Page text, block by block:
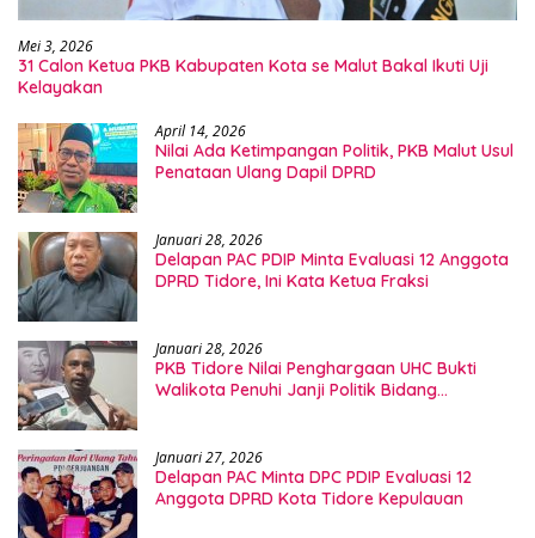
Mei 3, 2026
31 Calon Ketua PKB Kabupaten Kota se Malut Bakal Ikuti Uji
Kelayakan
April 14, 2026
Nilai Ada Ketimpangan Politik, PKB Malut Usul
Penataan Ulang Dapil DPRD
Januari 28, 2026
Delapan PAC PDIP Minta Evaluasi 12 Anggota
DPRD Tidore, Ini Kata Ketua Fraksi
Januari 28, 2026
PKB Tidore Nilai Penghargaan UHC Bukti
Walikota Penuhi Janji Politik Bidang
Januari 27, 2026
Delapan PAC Minta DPC PDIP Evaluasi 12
Anggota DPRD Kota Tidore Kepulauan